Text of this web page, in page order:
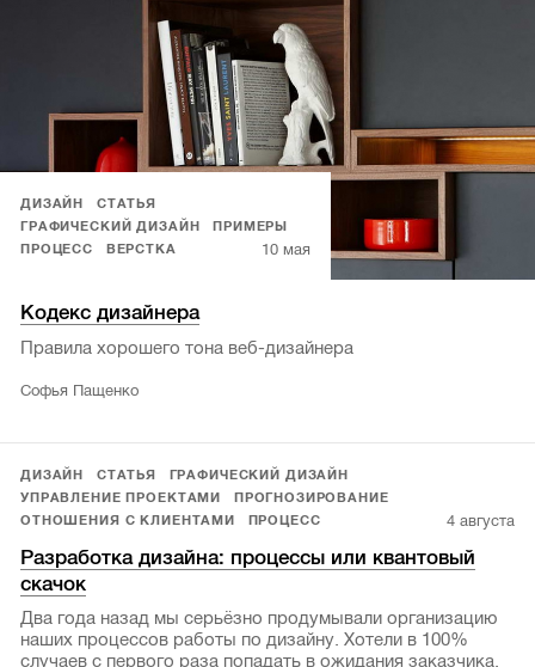
ДИЗАЙН
СТАТЬЯ
ГРАФИЧЕСКИЙ ДИЗАЙН
ПРИМЕРЫ
ПРОЦЕСС
ВЕРСТКА 10 мая
Кодекс дизайнера
Правила хорошего тона веб-дизайнера
Софья Пащенко
ДИЗАЙН СТАТЬЯ
ГРАФИЧЕСКИЙ ДИЗАЙН
УПРАВЛЕНИЕ ПРОЕКТАМИ
ПРОГНОЗИРОВАНИЕ
ОТНОШЕНИЯ С КЛИЕНТАМИ
ПРОЦЕСС 4 августа
Разработка дизайна: процессы или квантовый
скачок
Два года назад мы серьёзно продумывали организацию
наших процессов работы по дизайну. Хотели в 100%
случаев с первого раза попадать в ожидания заказчика.